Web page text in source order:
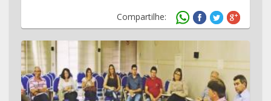
Compartilhe: